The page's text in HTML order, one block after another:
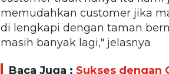
memudahkan customer jika
di lengkapi dengan taman
masih banyak lagi," jelasnya
Baca Juga : Sukses dengan